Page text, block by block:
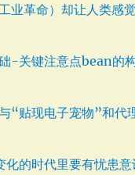
业革命）却让人类感
-关键注意点bean的
“贴现电子宠物”和代
的时代里要有忧患意